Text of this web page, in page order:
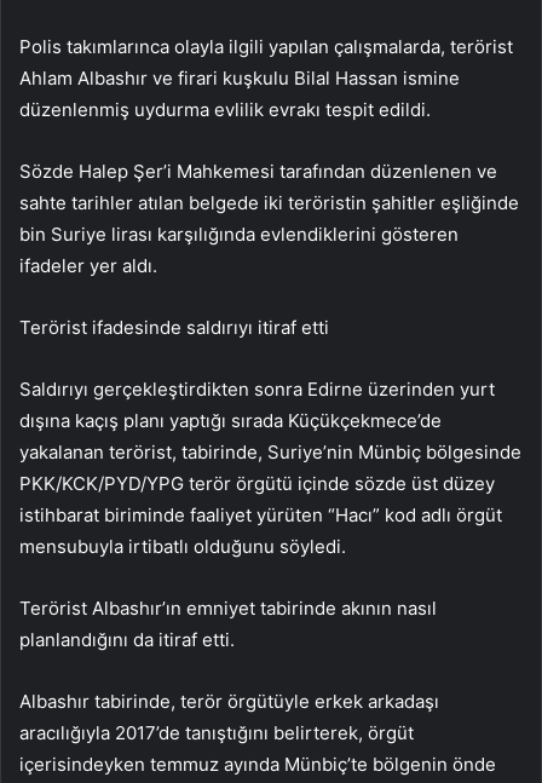
Polis takımlarınca olayla ilgili yapılan çalışmalarda, terörist
Ahlam Albashır ve firari kuşkulu Bilal Hassan ismine
düzenlenmiş uydurma evlilik evrakı tespit edildi.
Sözde Halep Şer’i Mahkemesi tarafından düzenlenen ve
sahte tarihler atılan belgede iki teröristin şahitler eşliğinde
bin Suriye lirası karşılığında evlendiklerini gösteren
ifadeler yer aldı.
Terörist ifadesinde saldırıyı itiraf etti
Saldırıyı gerçekleştirdikten sonra Edirne üzerinden yurt
dışına kaçış planı yaptığı sırada Küçükçekmece’de
yakalanan terörist, tabirinde, Suriye’nin Münbiç bölgesinde
PKK/KCK/PYD/YPG terör örgütü içinde sözde üst düzey
istihbarat biriminde faaliyet yürüten “Hacı” kod adlı örgüt
mensubuyla irtibatlı olduğunu söyledi.
Terörist Albashır’ın emniyet tabirinde akının nasıl
planlandığını da itiraf etti.
Albashır tabirinde, terör örgütüyle erkek arkadaşı
aracılığıyla 2017’de tanıştığını belirterek, örgüt
içerisindeyken temmuz ayında Münbiç’te bölgenin önde